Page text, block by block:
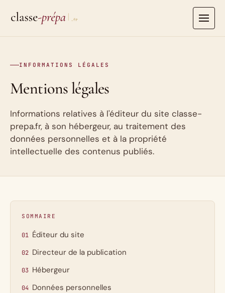
contenu
INFORMATIONS LÉGALES
Mentions légales
Informations relatives à l'éditeur du site classe-
prepa.fr, à son hébergeur, au traitement des
données personnelles et à la propriété
intellectuelle des contenus publiés.
SOMMAIRE
Éditeur du site
Directeur de la publication
Hébergeur
Données personnelles